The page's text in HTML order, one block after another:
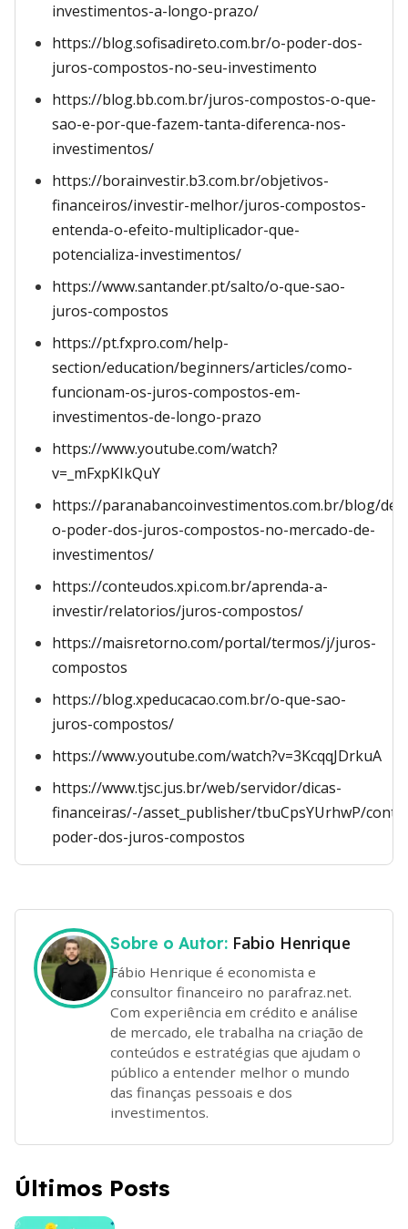
investimentos-a-longo-prazo/
https://blog.sofisadireto.com.br/o-poder-dos-
juros-compostos-no-seu-investimento
https://blog.bb.com.br/juros-compostos-o-que-
sao-e-por-que-fazem-tanta-diferenca-nos-
investimentos/
https://borainvestir.b3.com.br/objetivos-
financeiros/investir-melhor/juros-compostos-
entenda-o-efeito-multiplicador-que-
potencializa-investimentos/
https://www.santander.pt/salto/o-que-sao-
juros-compostos
https://pt.fxpro.com/help-
section/education/beginners/articles/como-
funcionam-os-juros-compostos-em-
investimentos-de-longo-prazo
https://www.youtube.com/watch?
v=_mFxpKIkQuY
https://paranabancoinvestimentos.com.br/blog/
o-poder-dos-juros-compostos-no-mercado-de-
investimentos/
https://conteudos.xpi.com.br/aprenda-a-
investir/relatorios/juros-compostos/
https://maisretorno.com/portal/termos/j/juros-
compostos
https://blog.xpeducacao.com.br/o-que-sao-
juros-compostos/
https://www.youtube.com/watch?v=3KcqqJDrkuA
https://www.tjsc.jus.br/web/servidor/dicas-
financeiras/-/asset_publisher/tbuCpsYUrhwP/
poder-dos-juros-compostos
Sobre o Autor: Fabio Henrique
Fábio Henrique é economista e
consultor financeiro no parafraz.net.
Com experiência em crédito e análise
de mercado, ele trabalha na criação de
conteúdos e estratégias que ajudam o
público a entender melhor o mundo
das finanças pessoais e dos
investimentos.
Últimos Posts